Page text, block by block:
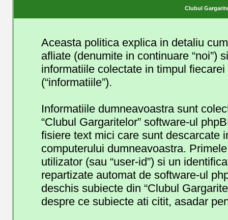
Clubul
Aceasta politica explica in detaliu
afliate (denumite in continuare “noi”)
informatiile colectate in timpul
(“informatiile”).
Informatiile dumneavoastra sunt
“Clubul Gargaritelor” software-ul
fisiere text mici care sunt descarcate
computerului dumneavoastra.
utilizator (sau “user-id”) si un
repartizate automat de software-ul
deschis subiecte din “Clubul
despre ce subiecte ati citit, asadar